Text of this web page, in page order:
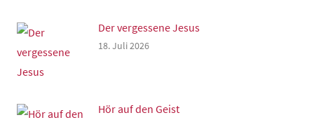
Der vergessene Jesus
18. Juli 2026
Hör auf den Geist